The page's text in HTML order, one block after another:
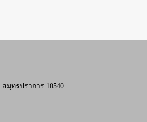
สมุทรปราการ 10540